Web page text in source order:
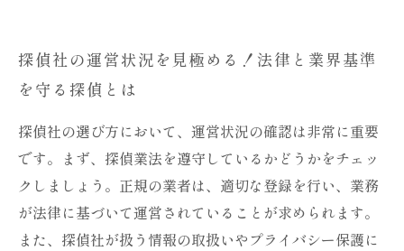
探偵社の運営状況を見極める！法律と業界基準
を守る探偵とは
探偵社の選び方において、運営状況の確認は非常に重要
です。まず、探偵業法を遵守しているかどうかをチェッ
クしましょう。正規の業者は、適切な登録を行い、業務
が法律に基づいて運営されていることが求められます。
また、探偵社が扱う情報の取扱いやプライバシー保護に